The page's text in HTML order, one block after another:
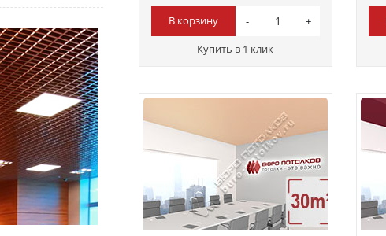
В корзину
Купить в 1 клик